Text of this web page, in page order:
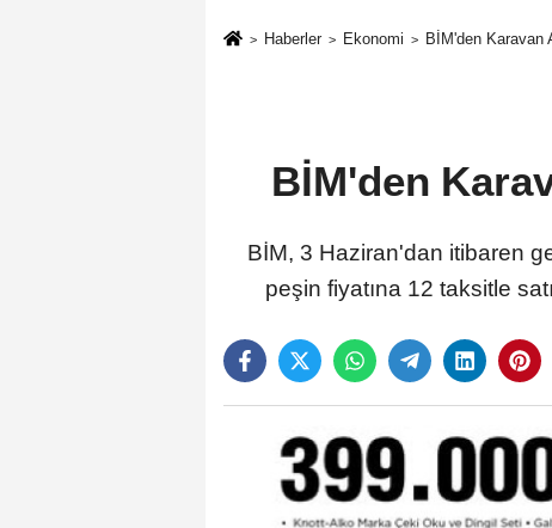
Haberler Ekonomi BİM'den Karavan
BİM'den
BİM, 3 Haziran'dan itibaren
peşin fiyatına 12 taksitle